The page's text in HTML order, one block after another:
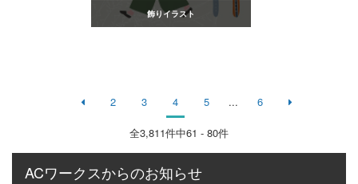
飾りイラスト
2 3 4 5 ... 6
全3,811件中61 - 80件
ACワークスからのお知らせ